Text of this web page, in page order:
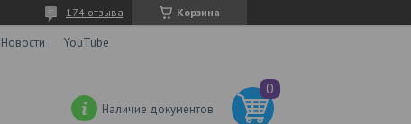
Корзина
174 отзыва
Новости YouTube
Наличие документов